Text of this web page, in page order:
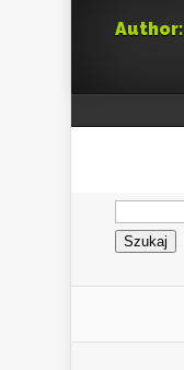
Author:
Szukaj: